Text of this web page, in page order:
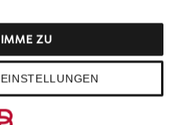
Johanna
ZU